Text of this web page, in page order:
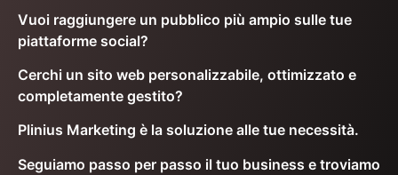
Vuoi raggiungere un pubblico più ampio sulle tue
piattaforme social?
Cerchi un sito web personalizzabile, ottimizzato e
completamente gestito?
Plinius Marketing è la soluzione alle tue necessità.
Seguiamo passo per passo il tuo business e troviamo